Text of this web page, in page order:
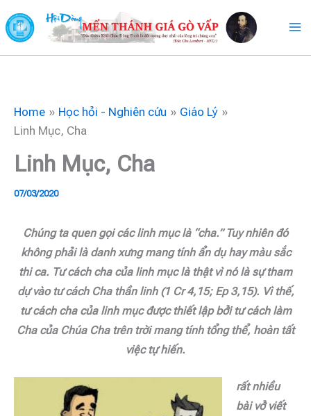
to
content
Home Học hỏi - Nghiên cứu
Giáo Lý
Linh Mục, Cha
Linh Mục, Cha
07/03/2020
Chúng ta quen gọi các linh mục là “cha.” Tuy nhiên đó
không phải là danh xưng mang tính ẩn dụ hay màu sắc
thi ca. Tư cách cha của linh mục là thật vì nó là sự tham
dự vào tư cách Cha thần linh (1 Cr 4,15; Ep 3,15). Vì thế,
tư cách cha của linh mục được thiết lập bởi tư cách làm
Cha của Chúa Cha trên trời mang tính tổng thể, hoàn tất
việc tự hiến.
rất nhiều
bài vở viết